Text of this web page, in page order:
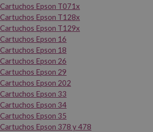
Cartuchos Epson T071x
Cartuchos Epson T128x
Cartuchos Epson T129x
Cartuchos Epson 16
Cartuchos Epson 18
Cartuchos Epson 26
Cartuchos Epson 29
Cartuchos Epson 202
Cartuchos Epson 33
Cartuchos Epson 34
Cartuchos Epson 35
Cartuchos Epson 378 y 478